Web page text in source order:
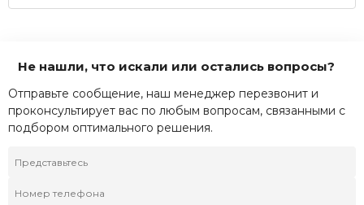
Не нашли, что искали или остались вопросы?
Отправьте сообщение, наш менеджер перезвонит и
проконсультирует вас по любым вопросам, связанными с
подбором оптимального решения.